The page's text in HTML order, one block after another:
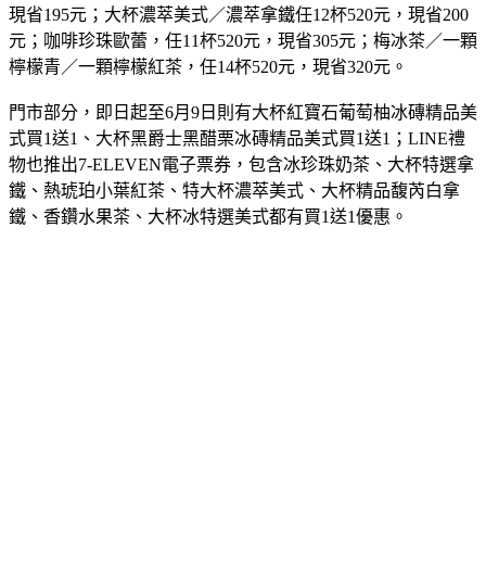
現省195元；大杯濃萃美式／濃萃拿鐵任12杯520元，現省200
元；咖啡珍珠歐蕾，任11杯520元，現省305元；梅冰茶／一顆
檸檬青／一顆檸檬紅茶，任14杯520元，現省320元。
門市部分，即日起至6月9日則有大杯紅寶石葡萄柚冰磚精品美
式買1送1、大杯黑爵士黑醋栗冰磚精品美式買1送1；LINE禮
物也推出7-ELEVEN電子票券，包含冰珍珠奶茶、大杯特選拿
鐵、熱琥珀小葉紅茶、特大杯濃萃美式、大杯精品馥芮白拿
鐵、香鑽水果茶、大杯冰特選美式都有買1送1優惠。